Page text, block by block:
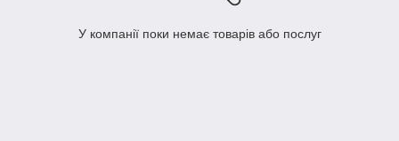
У компанії поки немає товарів або послуг